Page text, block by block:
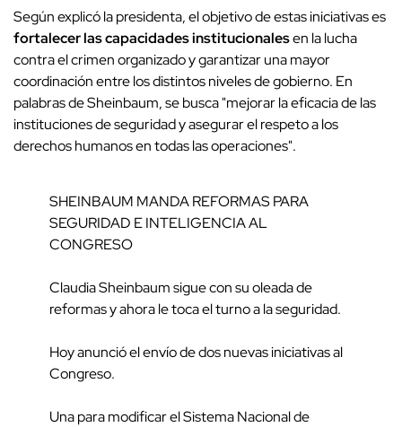
Según explicó la presidenta, el objetivo de estas iniciativas es
fortalecer las capacidades institucionalesen la lucha
contra el crimen organizado y garantizar una mayor
coordinación entre los distintos niveles de gobierno. En
palabras de Sheinbaum, se busca "mejorar la eficacia de las
instituciones de seguridad y asegurar el respeto a los
derechos humanos en todas las operaciones".
SHEINBAUM MANDA REFORMAS PARA
SEGURIDAD E INTELIGENCIA AL
CONGRESO
Claudia Sheinbaum sigue con su oleada de
reformas y ahora le toca el turno a la seguridad.
Hoy anunció el envío de dos nuevas iniciativas al
Congreso.
Una para modificar el Sistema Nacional de